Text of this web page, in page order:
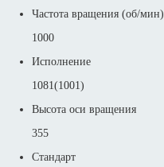
Частота вращения (об/мин)
1000
Исполнение
1081(1001)
Высота оси вращения
355
Стандарт